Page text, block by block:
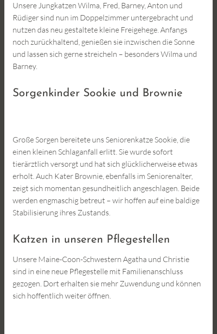
Unsere Jungkatzen Wilma, Fred, Barney, Anton und
Rüdiger sind nun im Doppelzimmer untergebracht und
nutzen das neu gestaltete kleine Freigehege. Anfangs
noch zurückhaltend, genießen sie inzwischen die Sonne
und lassen sich gerne streicheln – besonders Wilma und
Barney.
Sorgenkinder Sookie und Brownie
Große Sorgen bereitete uns Seniorenkatze Sookie, die
einen kleinen Schlaganfall erlitt. Sie wurde sofort
tierärztlich versorgt und hat sich glücklicherweise etwas
erholt. Auch Kater Brownie, ebenfalls im Seniorenalter,
zeigt sich momentan gesundheitlich angeschlagen. Beide
werden engmaschig betreut – wir hoffen auf eine baldige
Stabilisierung ihres Zustands.
Katzen in unseren Pflegestellen
Unsere Maine-Coon-Schwestern Agatha und Christie
sind in eine neue Pflegestelle mit Familienanschluss
gezogen. Dort erhalten sie mehr Zuwendung und können
sich hoffentlich weiter öffnen.